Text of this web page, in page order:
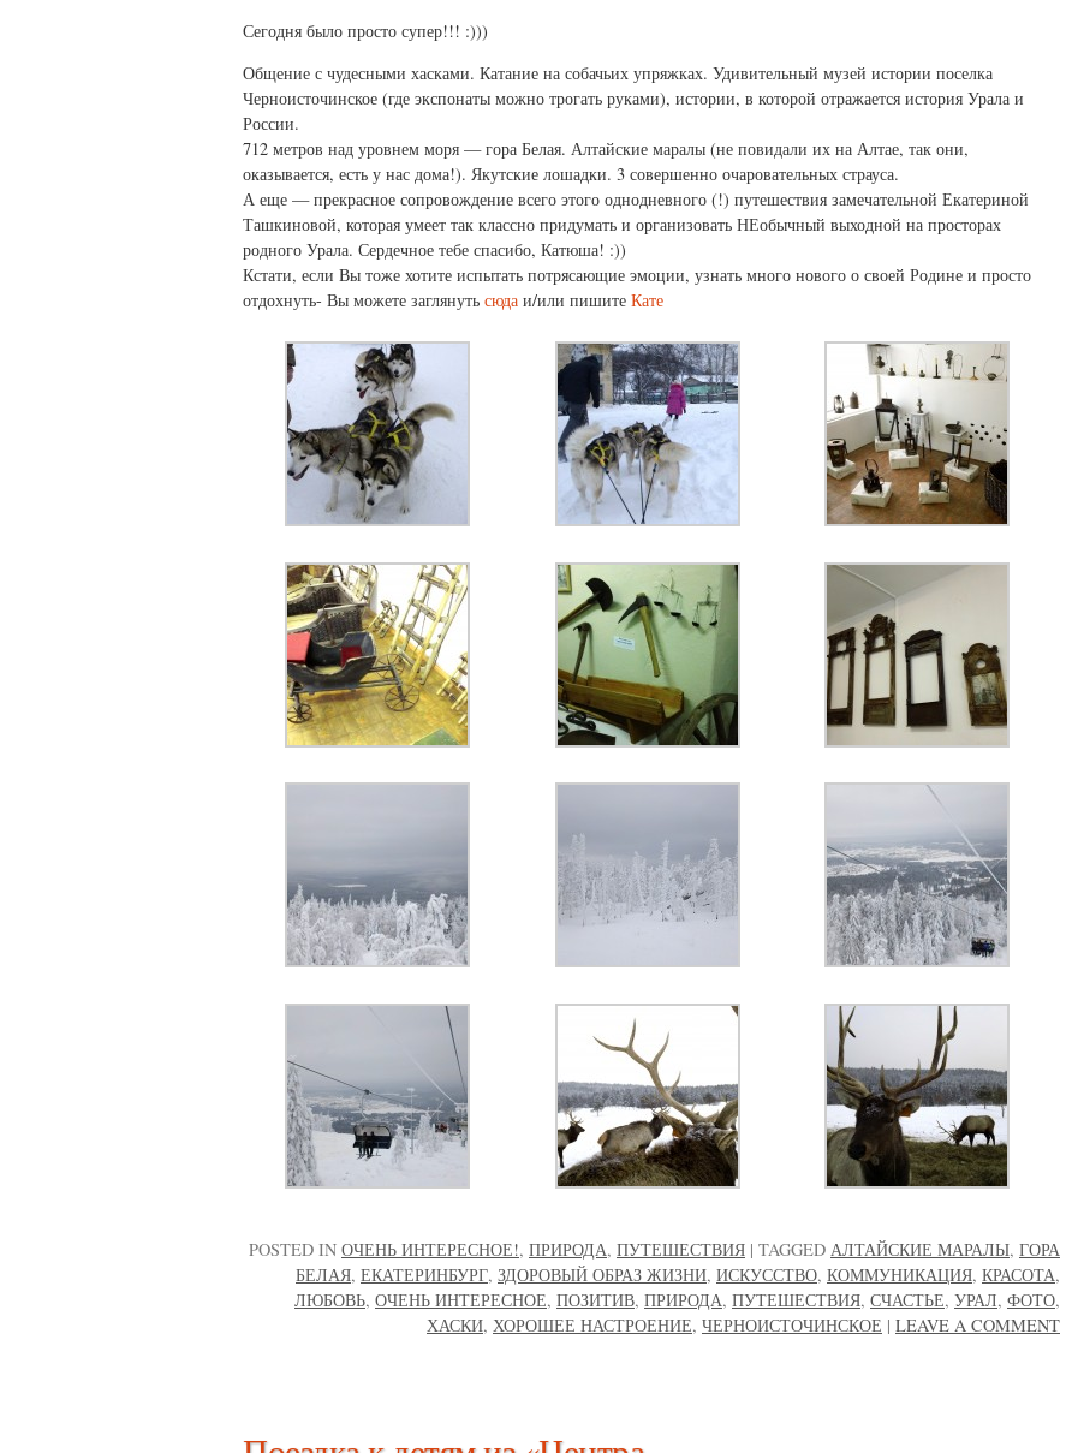
Сегодня было просто супер!!! :)))
Общение с чудесными хасками. Катание на собачьих упряжках. Удивительный музей истории поселка
Черноисточинское (где экспонаты можно трогать руками), истории, в которой отражается история Урала и
России.
712 метров над уровнем моря — гора Белая. Алтайские маралы (не повидали их на Алтае, так они,
оказывается, есть у нас дома!). Якутские лошадки. 3 совершенно очаровательных страуса.
А еще — прекрасное сопровождение всего этого однодневного (!) путешествия замечательной Екатериной
Ташкиновой, которая умеет так классно придумать и организовать НЕобычный выходной на просторах
родного Урала. Сердечное тебе спасибо, Катюша! :))
Кстати, если Вы тоже хотите испытать потрясающие эмоции, узнать много нового о своей Родине и просто
отдохнуть- Вы можете заглянуть сюда и/или пишите Кате
POSTED IN ОЧЕНЬ ИНТЕРЕСНОЕ!, ПРИРОДА, ПУТЕШЕСТВИЯ | TAGGED АЛТАЙСКИЕ МАРАЛЫ, ГОРА
БЕЛАЯ, ЕКАТЕРИНБУРГ, ЗДОРОВЫЙ ОБРАЗ ЖИЗНИ, ИСКУССТВО, КОММУНИКАЦИЯ, КРАСОТА,
ЛЮБОВЬ, ОЧЕНЬ ИНТЕРЕСНОЕ, ПОЗИТИВ, ПРИРОДА, ПУТЕШЕСТВИЯ, СЧАСТЬЕ, УРАЛ, ФОТО,
ХАСКИ, ХОРОШЕЕ НАСТРОЕНИЕ, ЧЕРНОИСТОЧИНСКОЕ | LEAVE A COMMENT